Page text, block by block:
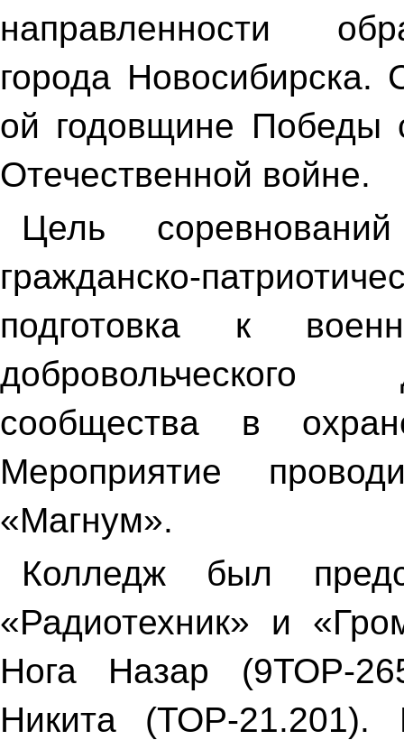
направленности
города
ой годовщине Победы
Отечественной войне.
Цель
гражданско-
подготовка к
добровольческого
сообщества в
Мероприятие
«Магнум».
Колледж был
«Радиотехник» и
Нога Назар (9ТОР-
Никита (ТОР-